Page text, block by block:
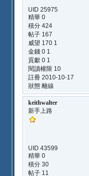
UID 25975
精華 0
積分 424
帖子 167
威望 170 1
金錢 0 1
貢獻 0 1
閱讀權限 10
註冊 2010-10-17
狀態 離線
keithwalter
新手上路
UID 43599
精華 0
積分 30
帖子 11